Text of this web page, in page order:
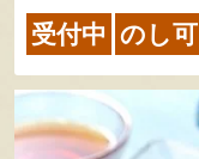
受付中 のし可